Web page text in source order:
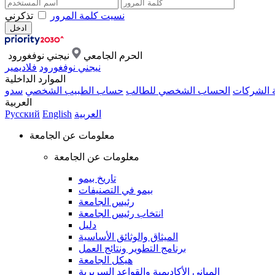
نسيت كلمة المرور تذكرني
الحرم الجامعي
نيجني نوفغورود
نيجني نوفغورود فلاديمير
الموارد الداخلية
الشركات الحساب الشخصي للطالب حساب الطبيب الشخصي سدو
العربية
Русский English العربية
معلومات عن الجامعة
معلومات عن الجامعة
تاريخ بيمو
بيمو في التصنيفات
رئيس الجامعة
انتخاب رئيس الجامعة
دليل
الميثاق والوثائق الأساسية
برنامج التطوير ونتائج العمل
هيكل الجامعة
المباني الأكاديمية والقواعد السريرية